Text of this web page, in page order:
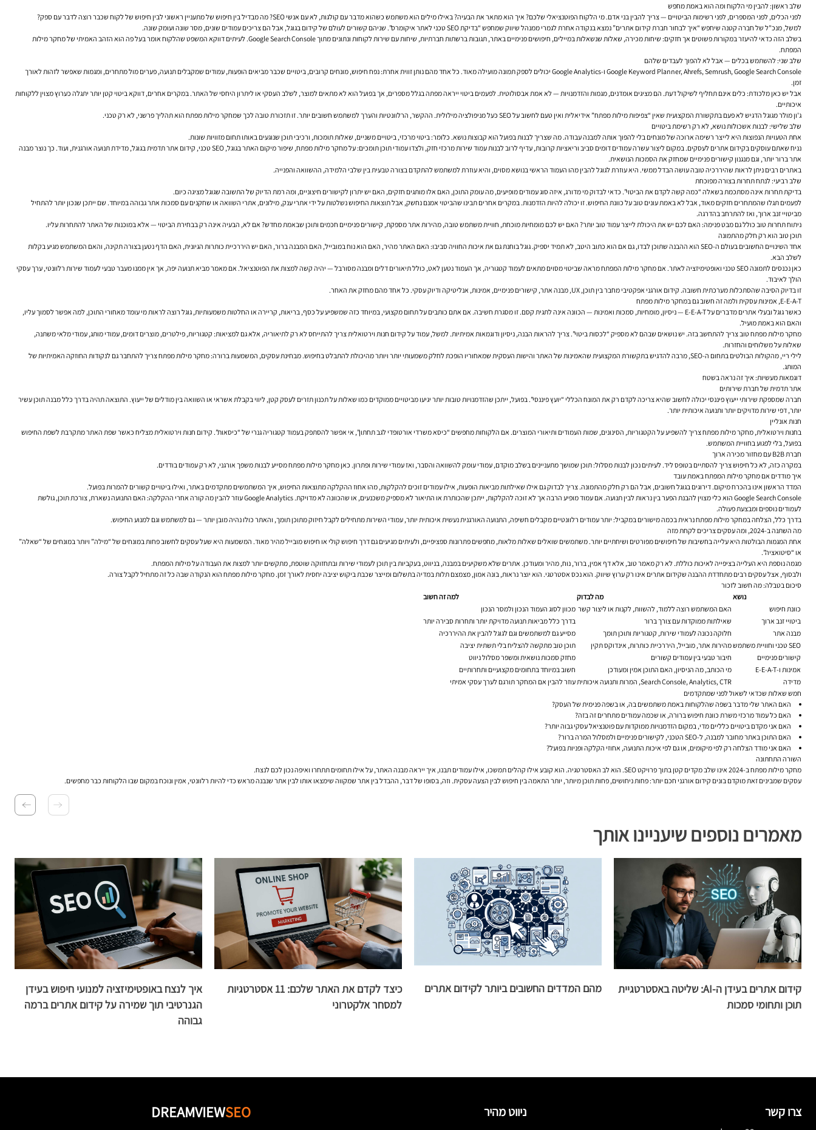
שלב ראשון: להבין מי הלקוח ומה הוא באמת מחפש
לפני הכלים, לפני המספרים, לפני רשימות הביטויים — צריך להבין בני אדם. מי הלקוח הפוטנציאלי שלכם? איך הוא מתאר את הבעיה? באילו מילים הוא משתמש כשהוא מדבר עם קולגות, לא עם אנשי SEO? מה מבדיל בין חיפוש של מתעניין ראשוני לבין חיפוש של לקוח שכבר רוצה לדבר עם ספק?
למשל, מנכ"ל של חברה קטנה שיחפש “איך לבחור חברת קידום אתרים” נמצא בנקודה אחרת לגמרי ממנהל שיווק שמחפש “בדיקת SEO טכני לאתר איקומרס”. שניהם קשורים לעולם של קידום בגוגל, אבל הם צריכים עמודים שונים, מסר שונה ועומק שונה.
בשלב הזה כדאי להיעזר במקורות פשוטים אך חזקים: שיחות מכירה, שאלות שנשאלות במיילים, חיפושים פנימיים באתר, תגובות ברשתות חברתיות, שיחות עם שירות לקוחות ונתונים מתוך Google Search Console. לעיתים דווקא המשפט שהלקוח אומר בעל פה הוא הזהב האמיתי של מחקר מילות
המפתח.
שלב שני: להשתמש בכלים — אבל לא להפוך לעבדים שלהם
Google Keyword Planner, Ahrefs, Semrush, Google Search Console ו-Google Analytics יכולים לספק תמונה מועילה מאוד. כל אחד מהם נותן זווית אחרת: נפח חיפוש, מונחים קרובים, ביטויים שכבר מביאים הופעות, עמודים שמקבלים תנועה, פערים מול מתחרים, ומגמות שאפשר לזהות לאורך
זמן.
אבל יש כאן מלכודת: כלים אינם תחליף לשיקול דעת. הם מציגים אומדנים, מגמות והזדמנויות — לא אמת אבסולוטית. לפעמים ביטוי ייראה מפתה בגלל מספרים, אך בפועל הוא לא מתאים למוצר, לשלב העסקי או ליתרון היחסי של האתר. במקרים אחרים, דווקא ביטוי קטן יותר יתגלה כערוץ מצוין ללקוחות
איכותיים.
ג'ון מולר מגוגל הדגיש לא פעם בתקשורת המקצועית שאין “צפיפות מילות מפתח” אידיאלית ואין טעם לחשוב על SEO כעל מניפולציה מילולית. ההקשר, הרלוונטיות והערך למשתמש חשובים יותר. זו תזכורת טובה לכך שמחקר מילות מפתח הוא תהליך פרשני, לא רק טכני.
שלב שלישי: לבנות אשכולות נושא, לא רק רשימת ביטויים
אחת הטעויות הנפוצות היא לייצר רשימה ארוכה של מונחים בלי להפוך אותה למבנה עבודה. מה שצריך לבנות בפועל הוא קבוצות נושא. כלומר: ביטוי מרכזי, ביטויים משניים, שאלות תומכות, ורכיבי תוכן שנוגעים באותו תחום מזוויות שונות.
נניח שאתם עוסקים בקידום אתרים לעסקים. במקום ליצור עשרה עמודים דומים סביב וריאציות קרובות, עדיף לרוב לבנות עמוד שירות מרכזי חזק, ולצדו עמודי תוכן תומכים: על מחקר מילות מפתח, שיפור מיקום האתר בגוגל, SEO טכני, קידום אתר תדמית בגוגל, מדידת תנועה אורגנית, ועוד. כך נוצר מבנה
אתר ברור יותר, וגם מנגנון קישורים פנימיים שמחזק את הסמכות הנושאית.
באתרים רבים ניתן לראות שהיררכיה טובה עושה הבדל ממשי. היא עוזרת לגוגל להבין מהו העמוד הראשי בנושא מסוים, והיא עוזרת למשתמש להתקדם בצורה טבעית בין שלבי הלמידה, ההשוואה והפנייה.
שלב רביעי: לנתח תחרות בצורה מפוכחת
בדיקת תחרות אינה מסתכמת בשאלה “כמה קשה לקדם את הביטוי”. כדאי לבדוק מי מדורג, איזה סוג עמודים מופיעים, מה עומק התוכן, האם אלו מותגים חזקים, האם יש יתרון לקישורים חיצוניים, ומה רמת הדיוק של התשובה שגוגל מציגה כיום.
לפעמים תגלו שהמתחרים חזקים מאוד, אבל לא באמת עונים טוב על כוונת החיפוש. זו יכולה להיות הזדמנות. במקרים אחרים תבינו שהביטוי אמנם נחשק, אבל תוצאות החיפוש נשלטות על ידי אתרי ענק, מילונים, אתרי השוואה או שחקנים עם סמכות אתר גבוהה במיוחד. שם ייתכן שנכון יותר להתחיל
מביטויי זנב ארוך, ואז להתרחב בהדרגה.
ניתוח תחרות טוב כולל גם מבט פנימה: האם לכם יש את היכולת לייצר עמוד טוב יותר? האם יש לכם מומחיות מוכחת, חוויית משתמש טובה, מהירות אתר מספקת, קישורים פנימיים חכמים ותוכן שבאמת מחדש? אם לא, הבעיה אינה רק בבחירת הביטוי — אלא במוכנות של האתר להתחרות עליו.
תוכן טוב הוא רק חלק מהתמונה
אחד השינויים החשובים בעולם ה-SEO הוא ההבנה שתוכן לבדו, גם אם הוא כתוב היטב, לא תמיד יספיק. גוגל בוחנת גם את איכות החוויה סביבו: האם האתר מהיר, האם הוא נוח במובייל, האם המבנה ברור, האם יש היררכיית כותרות הגיונית, האם הדף נטען בצורה תקינה, והאם המשתמש מגיע בקלות
לשלב הבא.
כאן נכנסים לתמונה SEO טכני ואופטימיזציה לאתר. אם מחקר מילות המפתח מראה שביטוי מסוים מתאים לעמוד קטגוריה, אך העמוד נטען לאט, כולל תיאורים דלים ומבנה מסורבל — יהיה קשה למצות את הפוטנציאל. אם מאמר מביא תנועה יפה, אך אין ממנו מעבר טבעי לעמוד שירות רלוונטי, ערך עסקי
הולך לאיבוד.
זו בדיוק הסיבה שהסתכלות מערכתית חשובה. קידום אורגני אפקטיבי מחבר בין תוכן, UX, מבנה אתר, קישורים פנימיים, אמינות, אנליטיקה ודיוק עסקי. כל אחד מהם מחזק את האחר.
E-E-A-T, אמינות עסקית ולמה זה חשוב גם במחקר מילות מפתח
כאשר גוגל ובעלי אתרים מדברים על E-E-A-T — ניסיון, מומחיות, סמכות ואמינות — הכוונה אינה לתגית קסם. זו מסגרת חשיבה. אם אתם כותבים על תחום מקצועי, במיוחד כזה שמשפיע על כסף, בריאות, קריירה או החלטות משמעותיות, גוגל רוצה לראות מי עומד מאחורי התוכן, למה אפשר לסמוך עליו,
והאם הוא באמת מועיל.
מחקר מילות מפתח טוב צריך להתחשב בזה. יש נושאים שבהם לא מספיק “לכסות ביטוי”. צריך להראות הבנה, ניסיון ודוגמאות אמיתיות. למשל, עמוד על קידום חנות וירטואלית צריך להתייחס לא רק לתיאוריה, אלא גם למציאות: קטגוריות, פילטרים, מוצרים דומים, עמודי מותג, עמודי מלאי משתנה,
שאלות על משלוחים והחזרות.
לילי ריי, מהקולות הבולטים בתחום ה-SEO, מרבה להדגיש בתקשורת המקצועית שהאמינות של האתר והישות העסקית שמאחוריו הופכת לחלק משמעותי יותר ויותר מהיכולת להתבלט בחיפוש. מבחינת עסקים, המשמעות ברורה: מחקר מילות מפתח צריך להתחבר גם לנקודות החוזקה האמיתיות של
המותג.
דוגמאות מעשיות: איך זה נראה בשטח
אתר תדמית של חברת שירותים
חברה שמספקת שירותי ייעוץ פיננסי יכולה לחשוב שהיא צריכה לקדם רק את המונח הכללי “יועץ פיננסי”. בפועל, ייתכן שהזדמנויות טובות יותר יגיעו מביטויים ממוקדים כמו שאלות על תכנון תזרים לעסק קטן, ליווי בקבלת אשראי או השוואה בין מודלים של ייעוץ. התוצאה תהיה בדרך כלל מבנה תוכן עשיר
יותר, דפי שירות מדויקים יותר ותנועה איכותית יותר.
חנות אונליין
בחנות וירטואלית, מחקר מילות מפתח צריך להשפיע על הקטגוריות, הסינונים, שמות העמודים ותיאורי המוצרים. אם הלקוחות מחפשים “כיסא משרדי אורטופדי לגב תחתון”, אי אפשר להסתפק בעמוד קטגוריה גנרי של “כיסאות”. קידום חנות וירטואלית מצליח כאשר שפת האתר מתקרבת לשפת החיפוש
בפועל, בלי לפגוע בחוויית המשתמש.
חברת B2B עם מחזור מכירה ארוך
במקרה כזה, לא כל חיפוש צריך להסתיים בטופס ליד. לעיתים נכון לבנות מסלול: תוכן שמושך מתעניינים בשלב מוקדם, עמודי עומק להשוואה והסבר, ואז עמודי שירות ופתרון. כאן מחקר מילות מפתח מסייע לבנות משפך אורגני, לא רק עמודים בודדים.
איך מודדים אם מחקר מילות המפתח באמת עובד
המדד הראשון אינו בהכרח מיקום. דירוגים בגוגל חשובים, אבל הם רק חלק מהתמונה. צריך לבדוק גם אילו שאילתות מביאות הופעות, אילו עמודים זוכים להקלקות, מהו אחוז ההקלקה מתוצאות החיפוש, איך המשתמשים מתקדמים באתר, ואילו ביטויים קשורים להמרות בפועל.
Google Search Console הוא כלי מצוין להבנת הפער בין נראות לבין תנועה. אם עמוד מופיע הרבה אך לא זוכה להקלקות, ייתכן שהכותרת או התיאור לא מספיק משכנעים, או שהכוונה לא מדויקת. Google Analytics עוזר להבין מה קורה אחרי ההקלקה: האם התנועה נשארת, צורכת תוכן, גולשת
לעמודים נוספים ומבצעת פעולה.
בדרך כלל, הצלחה במחקר מילות מפתח נראית בכמה מישורים במקביל: יותר עמודים רלוונטיים מקבלים חשיפה, התנועה האורגנית נעשית איכותית יותר, עמודי השירות מתחילים לקבל חיזוק מתוכן תומך, והאתר כולו נהיה מובן יותר — גם למשתמש וגם למנוע החיפוש.
מה השתנה ב-2024, ומה עסקים צריכים לקחת מזה
אחת המגמות הבולטות היא עלייה בחשיבות של חיפושים מפורטים ושיחתיים יותר. משתמשים שואלים שאלות מלאות, מחפשים פתרונות ספציפיים, ולעיתים מגיעים גם דרך חיפוש קולי או חיפוש מובייל מהיר מאוד. המשמעות היא שעל עסקים לחשוב פחות במונחים של “מילה” ויותר במונחים של “שאלה”
או “סיטואציה”.
מגמה נוספת היא העלייה בציפייה לאיכות כוללת. לא רק מאמר טוב, אלא דף אמין, ברור, נוח, מהיר ומעודכן. אתרים שלא משקיעים במבנה, בניווט, בעקביות בין תוכן לעמודי שירות ובתחזוקה שוטפת, מתקשים יותר למצות את העבודה על מילות המפתח.
ולבסוף, אצל עסקים רבים מתחדדת ההבנה שקידום אתרים אינו רק ערוץ שיווק. הוא נכס אסטרטגי. הוא יוצר נראות, בונה אמון, מצמצם תלות במדיה בתשלום ומייצר שכבת ביקוש יציבה יחסית לאורך זמן. מחקר מילות מפתח הוא הנקודה שבה כל זה מתחיל לקבל צורה.
סיכום בטבלה: מה חשוב לזכור
נושא
מה לבדוק
למה זה חשוב
כוונת חיפוש
האם המשתמש רוצה ללמוד, להשוות, לקנות או ליצור קשר מכוון לסוג העמוד הנכון ולמסר הנכון
ביטויי זנב ארוך
שאילתות ממוקדות עם צורך ברור
בדרך כלל מביאות תנועה מדויקת יותר ותחרות סבירה יותר
מבנה אתר
חלוקה נכונה לעמודי שירות, קטגוריות ותוכן תומך
מסייע גם למשתמשים וגם לגוגל להבין את ההיררכיה
SEO טכני וחוויית משתמש
מהירות אתר, מובייל, היררכיית כותרות, אינדוקס תקין
תוכן טוב מתקשה להצליח בלי תשתית יציבה
קישורים פנימיים
חיבור טבעי בין עמודים קשורים
מחזק סמכות נושאית ומשפר מסלול ניווט
אמינות ו-E-E-A-T
מי הכותב, מה הניסיון, האם התוכן אמין ומעודכן
חשוב במיוחד בתחומים מקצועיים ותחרותיים
מדידה
Search Console, Analytics, CTR, המרות ותנועה איכותית
עוזר להבין אם המחקר תורגם לערך עסקי אמיתי
חמש שאלות שכדאי לשאול לפני שמתקדמים
האם האתר שלי מדבר בשפה שהלקוחות באמת משתמשים בה, או בשפה פנימית של העסק?
האם כל עמוד מרכזי משרת כוונת חיפוש ברורה, או שכמה עמודים מתחרים זה בזה?
האם אני מקדם ביטויים כלליים מדי, במקום הזדמנויות ממוקדות עם פוטנציאל עסקי גבוה יותר?
האם התוכן באתר מחובר למבנה, ל-SEO הטכני, לקישורים פנימיים ולמסלול המרה ברור?
האם אני מודד הצלחה רק לפי מיקומים, או גם לפי איכות התנועה, אחוזי הקלקה ופניות בפועל?
השורה התחתונה
מחקר מילות מפתח ב-2024 אינו שלב מקדים קטן בתוך פרויקט SEO. הוא לב האסטרטגיה. הוא קובע אילו קהלים תמשכו, אילו עמודים תבנו, איך ייראה מבנה האתר, על אילו תחומים תתחרו ואיפה נכון לכם לנצח.
עסקים שמבינים זאת מוקדם בונים קידום אורגני חכם יותר: פחות ניחושים, פחות תוכן מיותר, יותר התאמה בין חיפוש לבין הצעה עסקית. וזה, בסופו של דבר, ההבדל בין אתר שמקווה שימצאו אותו לבין אתר שנבנה מראש כדי להיות רלוונטי, אמין ונוכח במקום שבו הלקוחות כבר מחפשים.
מאמרים נוספים שיעניינו אותך
קידום אתרים בעידן ה-AI: שליטה באסטרטגיית
תוכן ותחומי סמכות
מהם המדדים החשובים ביותר לקידום אתרים
כיצד לקדם את האתר שלכם: 11 אסטרטגיות
למסחר אלקטרוני
איך לנצח באופטימיזציה למנועי חיפוש בעידן
הגנרטיבי תוך שמירה על קידום אתרים ברמה
גבוהה
צרו קשר ניווט מהיר DREAMVIEWSEO